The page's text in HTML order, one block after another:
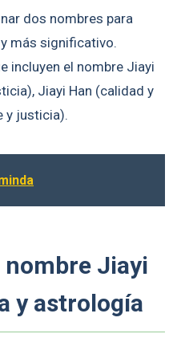
dos nombres para
más significativo.
incluyen el nombre Jiayi
Jiayi Han (calidad y
y justicia).
Jiayi
y astrología